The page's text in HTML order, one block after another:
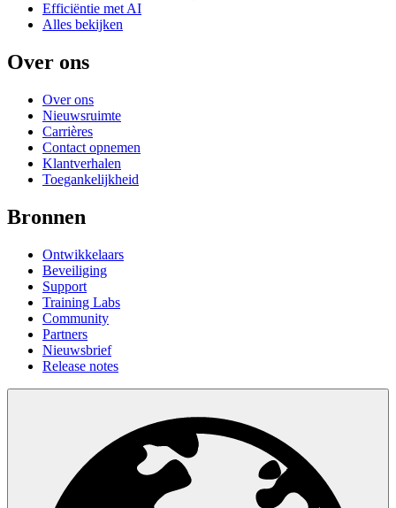
Efficiëntie met AI
Alles bekijken
Over ons
Over ons
Nieuwsruimte
Carrières
Contact opnemen
Klantverhalen
Toegankelijkheid
Bronnen
Ontwikkelaars
Beveiliging
Support
Training Labs
Community
Partners
Nieuwsbrief
Release notes